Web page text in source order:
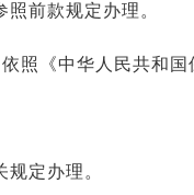
前款规定办理。
照《中华人民共和国
定办理。